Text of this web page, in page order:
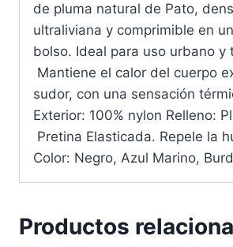
de pluma natural de Pato,
ultraliviana y comprimible en
bolso. Ideal para uso urbano y
Mantiene el calor del cuerpo
sudor, con una sensación
Exterior: 100% nylon Relleno:
Pretina Elasticada. Repele la
Color: Negro, Azul Marino,
Productos